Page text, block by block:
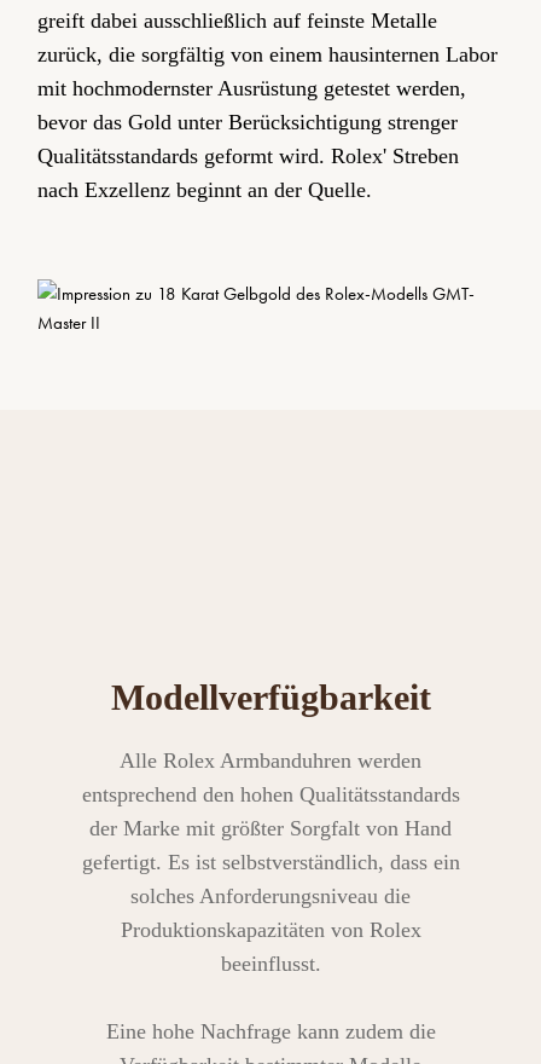
greift dabei ausschließlich auf feinste Metalle
zurück, die sorgfältig von einem hausinternen Labor
mit hochmodernster Ausrüstung getestet werden,
bevor das Gold unter Berücksichtigung strenger
Qualitäts­standards geformt wird. Rolex' Streben
nach Exzellenz beginnt an der Quelle.
Modellverfügbarkeit
Alle Rolex Armbanduhren werden
entsprechend den hohen Qualitätsstandards
der Marke mit größter Sorgfalt von Hand
gefertigt. Es ist selbstverständlich, dass ein
solches Anforderungsniveau die
Produktionskapazitäten von Rolex
beeinflusst.
Eine hohe Nachfrage kann zudem die